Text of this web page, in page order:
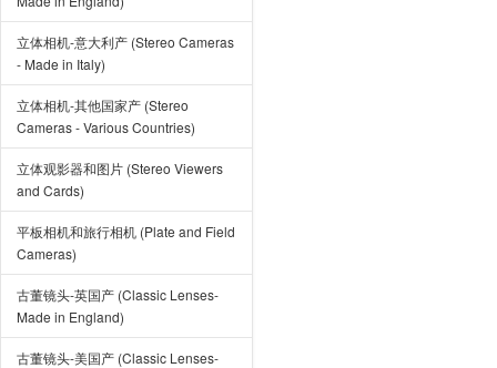
立体相机-意大利产 (Stereo Cameras
- Made in Italy)
立体相机-其他国家产 (Stereo
Cameras - Various Countries)
立体观影器和图片 (Stereo Viewers
and Cards)
平板相机和旅行相机 (Plate and Field
Cameras)
古董镜头-英国产 (Classic Lenses-
Made in England)
古董镜头-美国产 (Classic Lenses-